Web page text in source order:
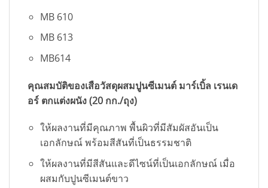
MB 610
MB 613
MB614
คุณสมบัติของเสือวัสดุผสมปูนซีเมนต์ มาร์เบิ้ล เรนเด
อร์ ตกแต่งผนัง (20 กก./ถุง)
ให้ผลงานที่มีคุณภาพ พื้นผิวที่มีสัมผัสอันเป็น
เอกลักษณ์ พร้อมสีสันที่เป็นธรรมชาติ
ให้ผลงานที่มีสีสันและดีไซน์ที่เป็นเอกลักษณ์ เมื่อ
ผสมกับปูนซีเมนต์ขาว